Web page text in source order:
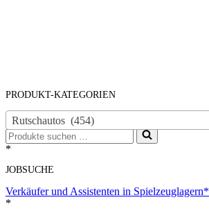
PRODUKT-KATEGORIEN
Rutschautos (454)
Suchen
nach …
*
JOBSUCHE
Verkäufer und Assistenten in Spielzeuglagern*
*